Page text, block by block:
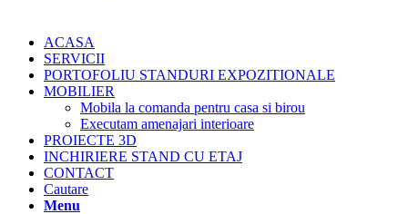
ACASA
SERVICII
PORTOFOLIU STANDURI EXPOZITIONALE
MOBILIER
Mobila la comanda pentru casa si birou
Executam amenajari interioare
PROIECTE 3D
INCHIRIERE STAND CU ETAJ
CONTACT
Cautare
Menu